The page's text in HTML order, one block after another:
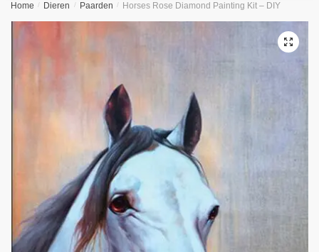
Home / Dieren / Paarden / Horses Rose Diamond Painting Kit – DIY
🔍